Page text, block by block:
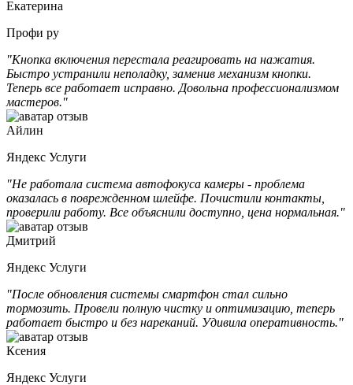
Екатерина
Профи ру
"Кнопка включения перестала реагировать на нажатия.
Быстро устранили неполадку, заменив механизм кнопки.
Теперь все работает исправно. Довольна профессионализмом
мастеров."
Айлин
Яндекс Услуги
"Не работала система автофокуса камеры - проблема
оказалась в поврежденном шлейфе. Почистили контакты,
проверили работу. Все объяснили доступно, цена нормальная."
Дмитрий
Яндекс Услуги
"После обновления системы смартфон стал сильно
тормозить. Провели полную чистку и оптимизацию, теперь
работает быстро и без нареканий. Удивила оперативность."
Ксения
Яндекс Услуги